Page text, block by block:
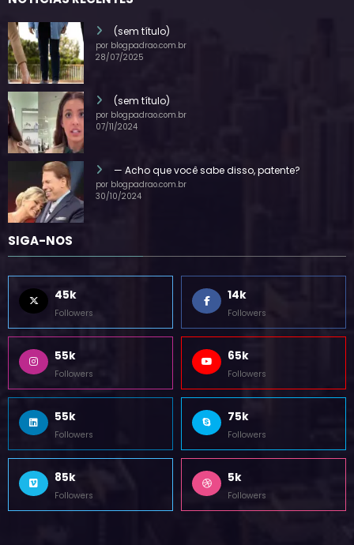
(sem título)
por blogpadrao.com.br
(sem título)
por blogpadrao.com.br
— Acho que você sabe disso, patente?
por blogpadrao.com.br
SIGA-NOS
45k
Followers
14k
Followers
55k
Followers
65k
Followers
55k
Followers
75k
Followers
85k
Followers
5k
Followers